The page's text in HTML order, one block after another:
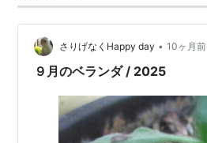
さりげなくHappy day • 10ヶ月前
９月のベランダ / 2025